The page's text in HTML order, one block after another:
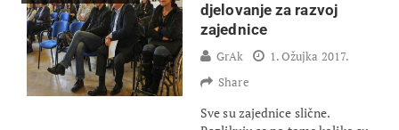
djelovanje za razvoj
zajednice
GrAk
1. Ožujka 2017.
Share
Sve su zajednice slične.